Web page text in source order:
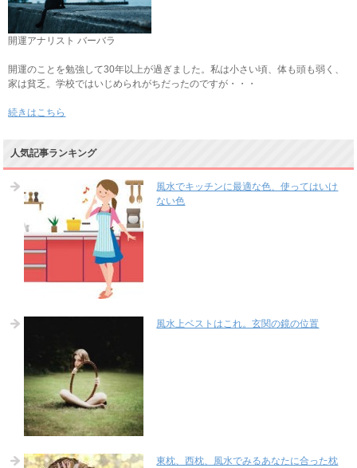
開運アナリスト バーバラ
開運のことを勉強して30年以上が過ぎました。私は小さい頃、体も頭も弱く、
家は貧乏。学校ではいじめられがちだったのですが・・・
続きはこちら
人気記事ランキング
風水でキッチンに最適な色、使ってはいけ
ない色
風水上ベストはこれ。玄関の鏡の位置
東枕、西枕、風水でみるあなたに合った枕